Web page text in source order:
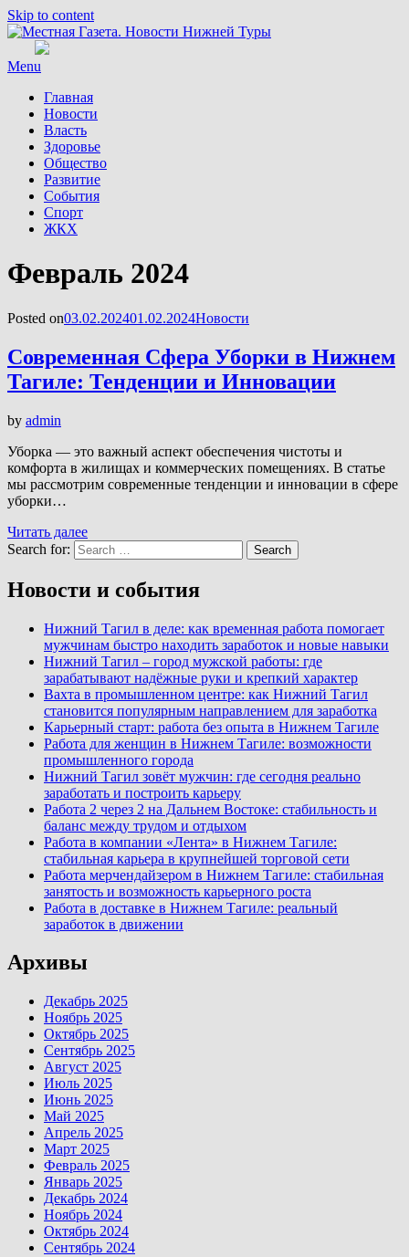
Skip to content
Menu
Главная
Новости
Власть
Здоровье
Общество
Развитие
События
Спорт
ЖКХ
Месяц
:
Февраль 2024
Posted on03.02.202401.02.2024Новости
Современная Сфера Уборки в Нижнем
Тагиле: Тенденции и Инновации
by admin
Уборка — это важный аспект обеспечения чистоты и
комфорта в жилищах и коммерческих помещениях. В статье
мы рассмотрим современные тенденции и инновации в сфере
уборки…
Читать далее
Search for:
Search
Новости и события
Нижний Тагил в деле: как временная работа помогает
мужчинам быстро находить заработок и новые навыки
Нижний Тагил – город мужской работы: где
зарабатывают надёжные руки и крепкий характер
Вахта в промышленном центре: как Нижний Тагил
становится популярным направлением для заработка
Карьерный старт: работа без опыта в Нижнем Тагиле
Работа для женщин в Нижнем Тагиле: возможности
промышленного города
Нижний Тагил зовёт мужчин: где сегодня реально
заработать и построить карьеру
Работа 2 через 2 на Дальнем Востоке: стабильность и
баланс между трудом и отдыхом
Работа в компании «Лента» в Нижнем Тагиле:
стабильная карьера в крупнейшей торговой сети
Работа мерчендайзером в Нижнем Тагиле: стабильная
занятость и возможность карьерного роста
Работа в доставке в Нижнем Тагиле: реальный
заработок в движении
Архивы
Декабрь 2025
Ноябрь 2025
Октябрь 2025
Сентябрь 2025
Август 2025
Июль 2025
Июнь 2025
Май 2025
Апрель 2025
Март 2025
Февраль 2025
Январь 2025
Декабрь 2024
Ноябрь 2024
Октябрь 2024
Сентябрь 2024